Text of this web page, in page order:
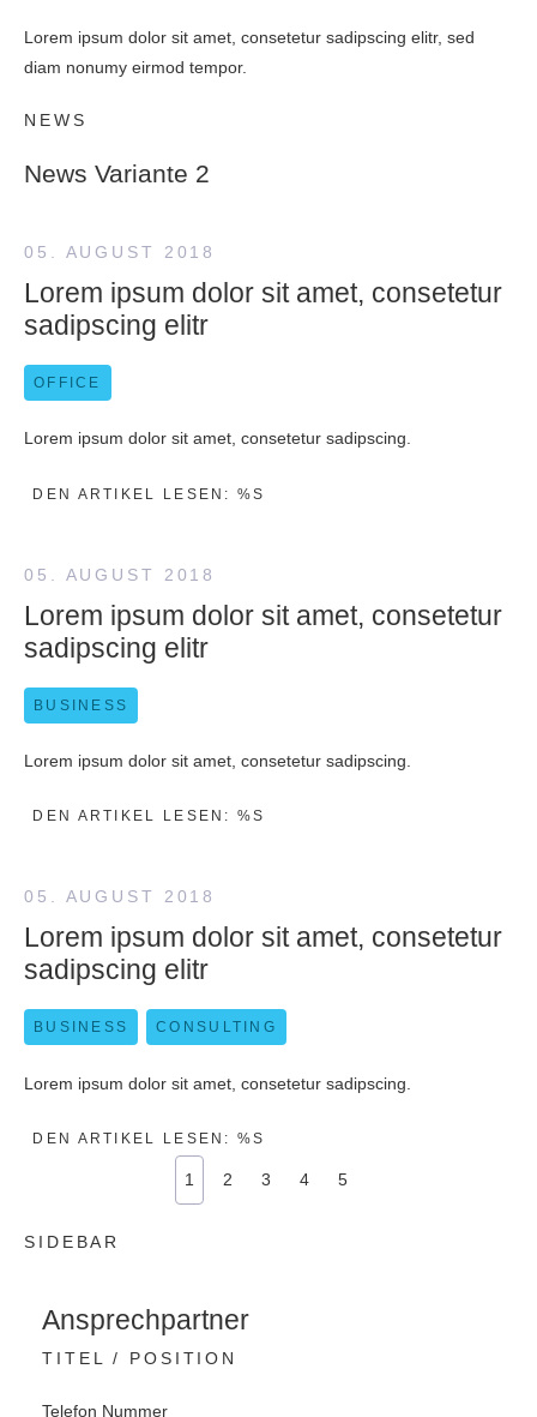
Lorem ipsum dolor sit amet, consetetur sadipscing elitr, sed
diam nonumy eirmod tempor.
NEWS
News Variante 2
05. AUGUST 2018
Lorem ipsum dolor sit amet, consetetur
sadipscing elitr
OFFICE
Lorem ipsum dolor sit amet, consetetur sadipscing.
DEN ARTIKEL LESEN: %S
05. AUGUST 2018
Lorem ipsum dolor sit amet, consetetur
sadipscing elitr
BUSINESS
Lorem ipsum dolor sit amet, consetetur sadipscing.
DEN ARTIKEL LESEN: %S
05. AUGUST 2018
Lorem ipsum dolor sit amet, consetetur
sadipscing elitr
BUSINESS CONSULTING
Lorem ipsum dolor sit amet, consetetur sadipscing.
DEN ARTIKEL LESEN: %S
1 2 3 4 5
SIDEBAR
Ansprechpartner
TITEL / POSITION
Telefon Nummer